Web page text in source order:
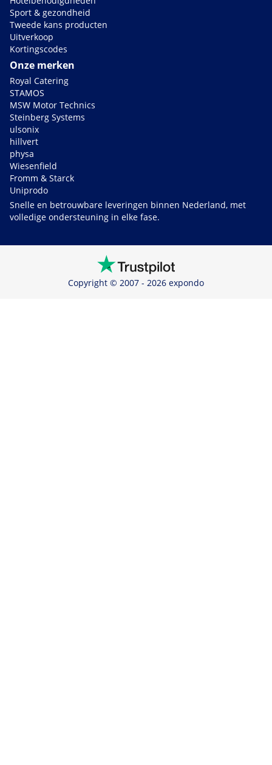
Sport & gezondheid
Tweede kans producten
Uitverkoop
Kortingscodes
Onze merken
Royal Catering
STAMOS
MSW Motor Technics
Steinberg Systems
ulsonix
hillvert
physa
Wiesenfield
Fromm & Starck
Uniprodo
Snelle en betrouwbare leveringen binnen Nederland, met
volledige ondersteuning in elke fase.
Copyright © 2007 - 2026 expondo